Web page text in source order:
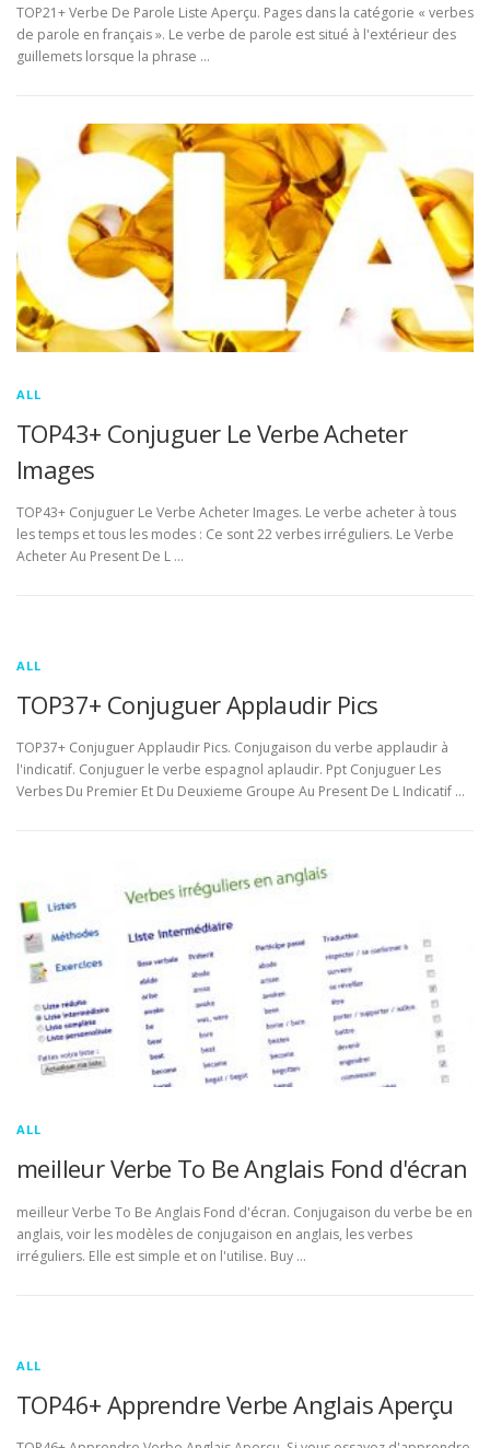
TOP21+ Verbe De Parole Liste Aperçu. Pages dans la catégorie « verbes
de parole en français ». Le verbe de parole est situé à l'extérieur des
guillemets lorsque la phrase …
ALL
TOP43+ Conjuguer Le Verbe Acheter
Images
TOP43+ Conjuguer Le Verbe Acheter Images. Le verbe acheter à tous
les temps et tous les modes : Ce sont 22 verbes irréguliers. Le Verbe
Acheter Au Present De L …
ALL
TOP37+ Conjuguer Applaudir Pics
TOP37+ Conjuguer Applaudir Pics. Conjugaison du verbe applaudir à
l'indicatif. Conjuguer le verbe espagnol aplaudir. Ppt Conjuguer Les
Verbes Du Premier Et Du Deuxieme Groupe Au Present De L Indicatif …
ALL
meilleur Verbe To Be Anglais Fond d'écran
meilleur Verbe To Be Anglais Fond d'écran. Conjugaison du verbe be en
anglais, voir les modèles de conjugaison en anglais, les verbes
irréguliers. Elle est simple et on l'utilise. Buy …
ALL
TOP46+ Apprendre Verbe Anglais Aperçu